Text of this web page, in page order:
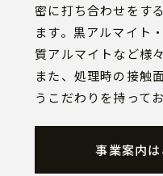
密に打ち合わせをす
ます。黒アルマイト
質アルマイトなど様
また、処理時の接触
うこだわりを持ってお
事業案内は